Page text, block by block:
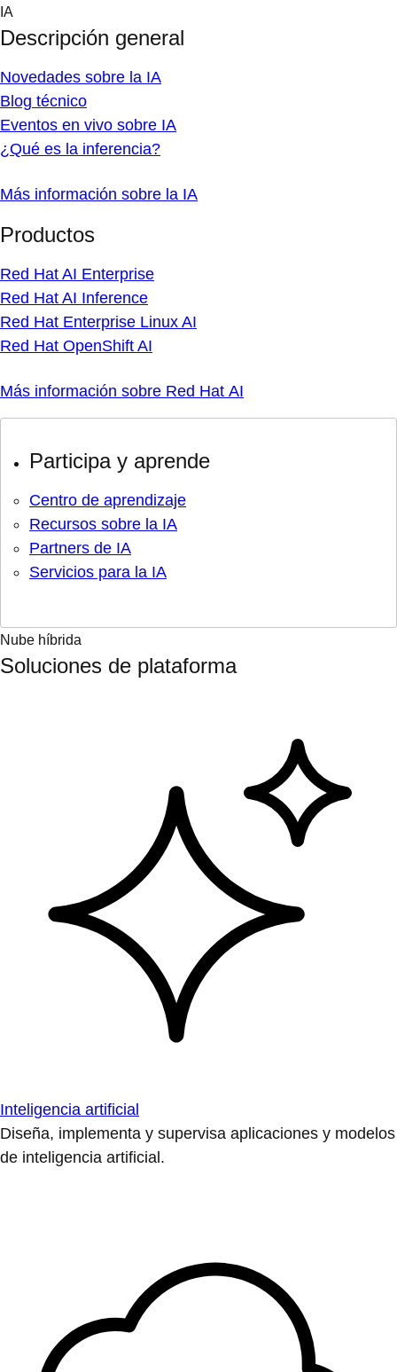
Skip
content
IA
Descripción general
Novedades sobre la IA
Blog técnico
Eventos en vivo sobre IA
¿Qué es la inferencia?
Más información sobre la IA
Productos
Red Hat AI Enterprise
Red Hat AI Inference
Red Hat Enterprise Linux AI
Red Hat OpenShift AI
Más información sobre Red Hat AI
Participa y aprende
Centro de aprendizaje
Recursos sobre la IA
Partners de IA
Servicios para la IA
Nube híbrida
Soluciones de plataforma
Inteligencia artificial
Diseña, implementa y supervisa aplicaciones y modelos
de inteligencia artificial.